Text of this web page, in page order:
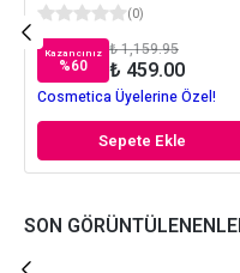
(0)
Kazancınız
%60
₺ 1,159.95
₺ 459.00
Cosmetica Üyelerine Özel!
Sepete Ekle
SON